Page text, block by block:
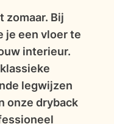
zomaar. Bij
je een vloer te
interieur.
legwijzen
onze dryback